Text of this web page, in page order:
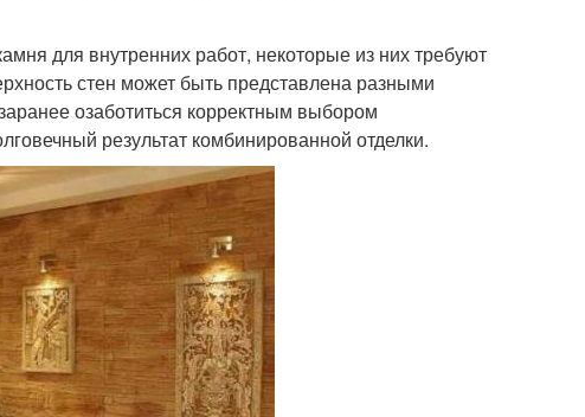
для внутренних работ, некоторые из них требуют
стен может быть представлена разными
озаботиться корректным выбором
результат комбинированной отделки.